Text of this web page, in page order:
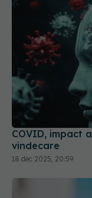
COVID, impact
vindecare
18 dec 2025, 20:59